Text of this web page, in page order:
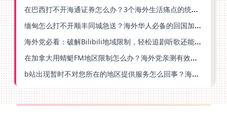
在巴西打不开海通证券怎么办？3个海外生活痛点的统一解决方案
缅甸怎么打不开顺丰同城急送？海外华人必备的回国加速指南（附B站会员游戏解决方案）
海外党必看：破解Bilibili地域限制，轻松追剧听歌还能流畅理财的实用指南
在加拿大用蜻蜓FM地区限制怎么办？海外党亲测有效的回国加速方案
b站出现暂时不对您所在的地区提供服务怎么回事？海外党亲测有效的回国加速方案